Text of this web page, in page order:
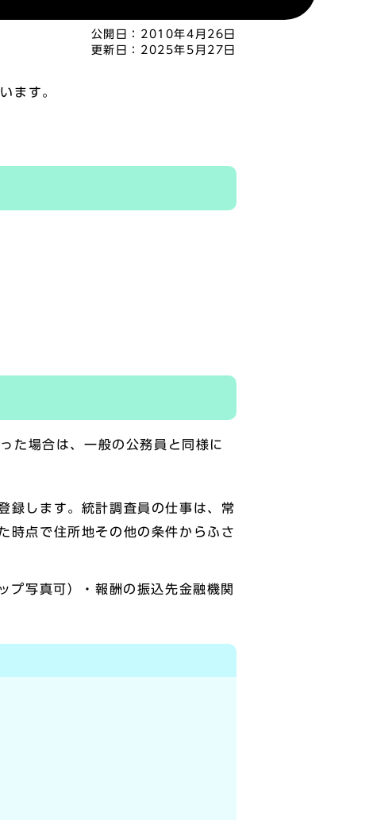
公開日： 2010年4月26日
更新日： 2025年5月27日
ます。
た場合は、一般の公務員と同様に
録します。統計調査員の仕事は、常
時点で住所地その他の条件からふさ
写真可）・報酬の振込先金融機関